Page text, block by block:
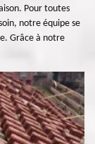
Pour toutes
notre équipe se
Grâce à notre